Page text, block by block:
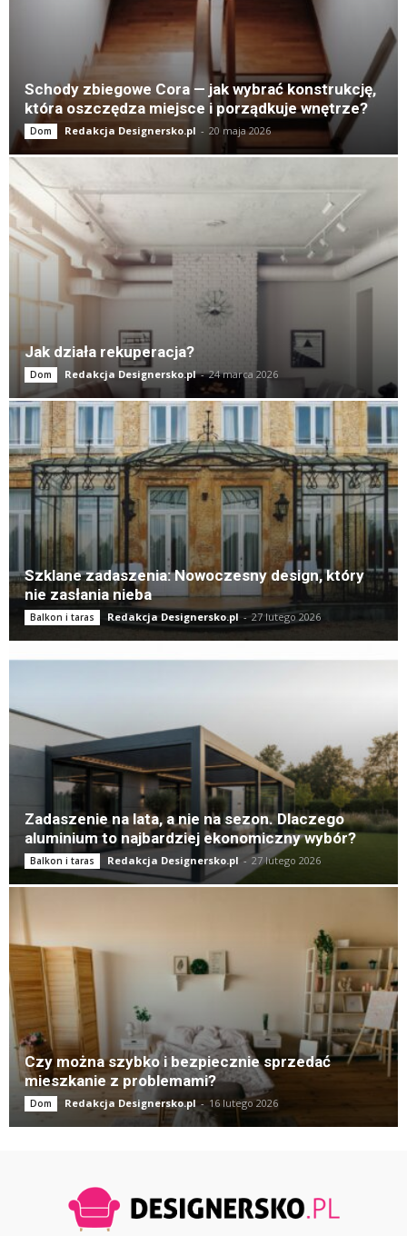
Schody zbiegowe Cora — jak wybrać konstrukcję,
która oszczędza miejsce i porządkuje wnętrze?
Dom Redakcja Designersko.pl - 20 maja 2026
Jak działa rekuperacja?
Dom Redakcja Designersko.pl - 24 marca 2026
Szklane zadaszenia: Nowoczesny design, który
nie zasłania nieba
Balkon i taras Redakcja Designersko.pl - 27 lutego 2026
Zadaszenie na lata, a nie na sezon. Dlaczego
aluminium to najbardziej ekonomiczny wybór?
Balkon i taras Redakcja Designersko.pl - 27 lutego 2026
Czy można szybko i bezpiecznie sprzedać
mieszkanie z problemami?
Dom Redakcja Designersko.pl - 16 lutego 2026